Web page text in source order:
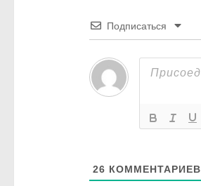
Подписаться
26 КОММЕНТАРИЕВ